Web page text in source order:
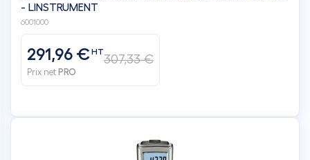
- LINSTRUMENT
6001000
291,96 €HT
Prix net PRO
307,33 €